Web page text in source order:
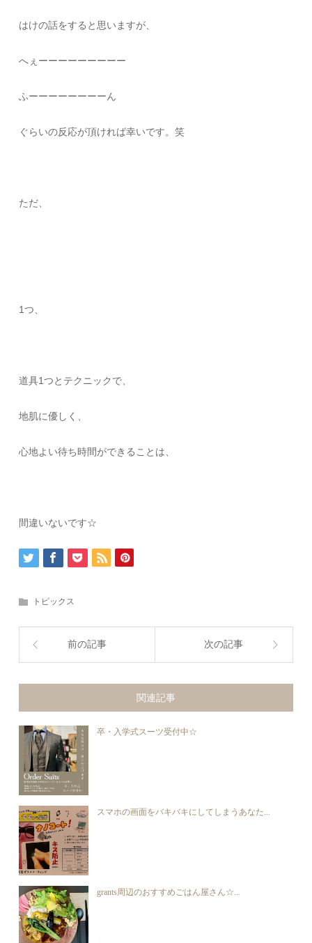
はけの話をすると思いますが、
へぇーーーーーーーーー
ふーーーーーーーーん
ぐらいの反応が頂ければ幸いです。笑
ただ、
1つ、
道具1つとテクニックで、
地肌に優しく、
心地よい待ち時間ができることは、
間違いないです☆
トピックス
前の記事 次の記事
関連記事
卒・入学式スーツ受付中☆
スマホの画面をバキバキにしてしまうあなた...
grants周辺のおすすめごはん屋さん☆...